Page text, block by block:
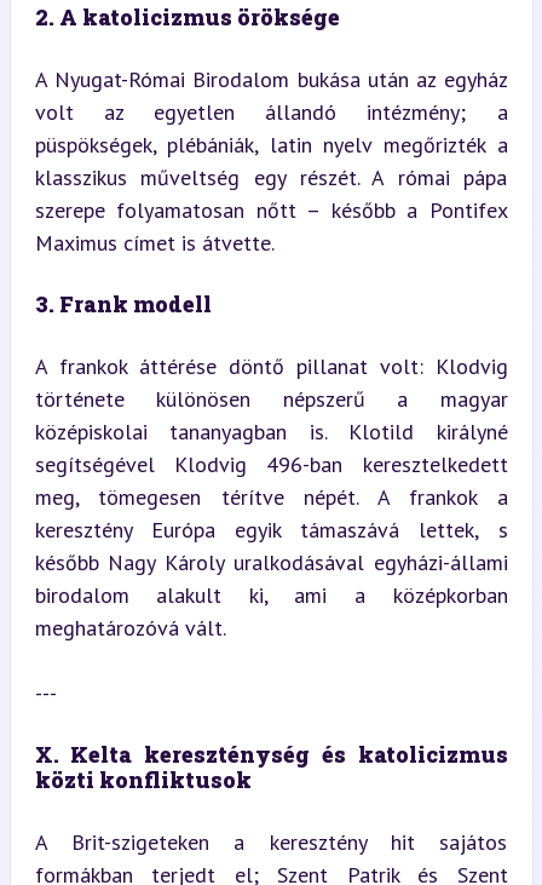
2. A katolicizmus öröksége
A Nyugat-Római Birodalom bukása után az egyház
volt az egyetlen állandó intézmény; a
püspökségek, plébániák, latin nyelv megőrizték a
klasszikus műveltség egy részét. A római pápa
szerepe folyamatosan nőtt – később a Pontifex
Maximus címet is átvette.
3. Frank modell
A frankok áttérése döntő pillanat volt: Klodvig
története különösen népszerű a magyar
középiskolai tananyagban is. Klotild királyné
segítségével Klodvig 496-ban keresztelkedett
meg, tömegesen térítve népét. A frankok a
keresztény Európa egyik támaszává lettek, s
később Nagy Károly uralkodásával egyházi-állami
birodalom alakult ki, ami a középkorban
meghatározóvá vált.
---
X. Kelta kereszténység és katolicizmus
közti konfliktusok
A Brit-szigeteken a keresztény hit sajátos
formákban terjedt el; Szent Patrik és Szent